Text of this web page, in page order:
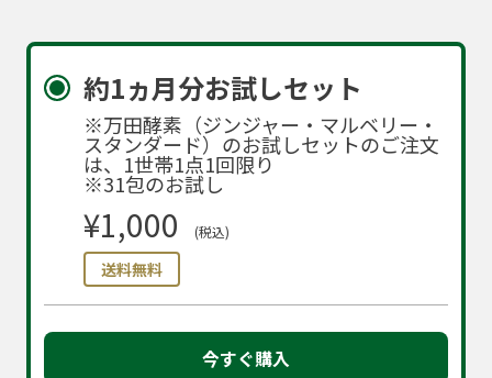
約1ヵ月分お試しセット
※万田酵素（ジンジャー・マルベリー・
スタンダード）のお試しセットのご注文
は、1世帯1点1回限り
※31包のお試し
¥1,000 (税込)
送料無料
今すぐ購入